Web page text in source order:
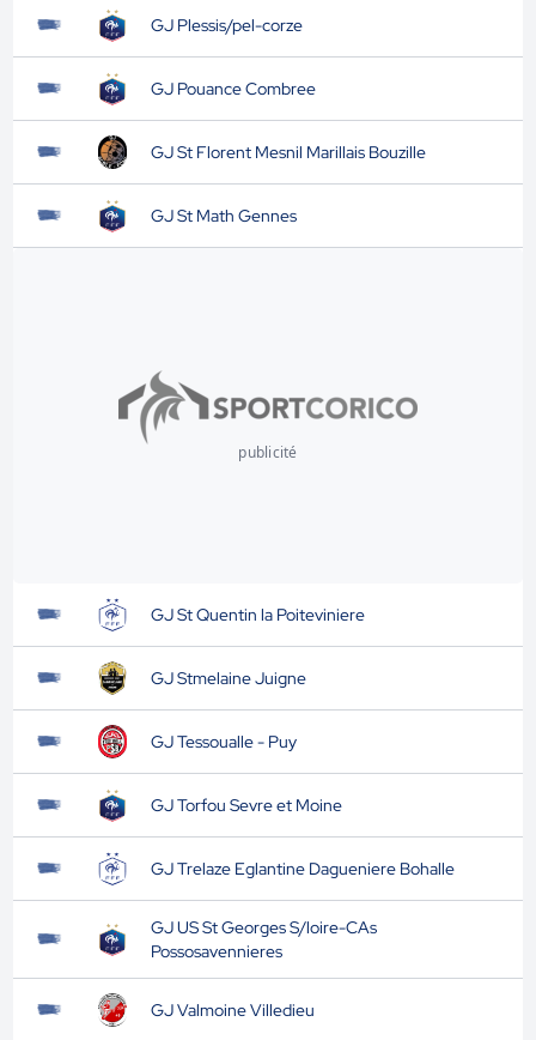
GJ Plessis/pel-corze
GJ Pouance Combree
GJ St Florent Mesnil Marillais Bouzille
GJ St Math Gennes
publicité
GJ St Quentin la Poiteviniere
GJ Stmelaine Juigne
GJ Tessoualle - Puy
GJ Torfou Sevre et Moine
GJ Trelaze Eglantine Dagueniere Bohalle
GJ US St Georges S/loire-CAs
Possosavennieres
GJ Valmoine Villedieu